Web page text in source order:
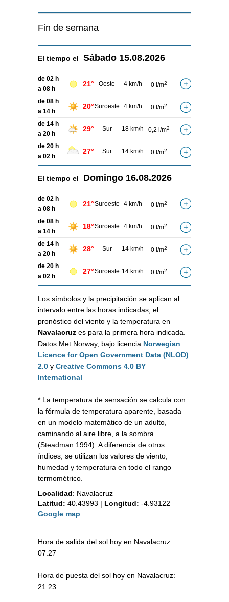
Fin de semana
El tiempo el Sábado 15.08.2026
de 02 h
a 08 h
21° Oeste 4 km/h 0 l/m2
de 08 h
a 14 h
20°Suroeste 4 km/h 0 l/m2
de 14 h
a 20 h
29° Sur 18 km/h 0,2 l/m2
de 20 h
a 02 h
27° Sur 14 km/h 0 l/m2
El tiempo el Domingo 16.08.2026
de 02 h
a 08 h
21°Suroeste 4 km/h 0 l/m2
de 08 h
a 14 h
18°Suroeste 4 km/h 0 l/m2
de 14 h
a 20 h
28° Sur 14 km/h 0 l/m2
de 20 h
a 02 h
27°Suroeste 14 km/h 0 l/m2
Los símbolos y la precipitación se aplican al
intervalo entre las horas indicadas, el
pronóstico del viento y la temperatura en
Navalacruz es para la primera hora indicada.
Datos Met Norway, bajo licencia Norwegian
Licence for Open Government Data (NLOD)
2.0 y Creative Commons 4.0 BY
International
* La temperatura de sensación se calcula con
la fórmula de temperatura aparente, basada
en un modelo matemático de un adulto,
caminando al aire libre, a la sombra
(Steadman 1994). A diferencia de otros
índices, se utilizan los valores de viento,
humedad y temperatura en todo el rango
termométrico.
Localidad: Navalacruz
Latitud: 40.43993 | Longitud: -4.93122
Google map
Hora de salida del sol hoy en Navalacruz:
07:27
Hora de puesta del sol hoy en Navalacruz:
21:23